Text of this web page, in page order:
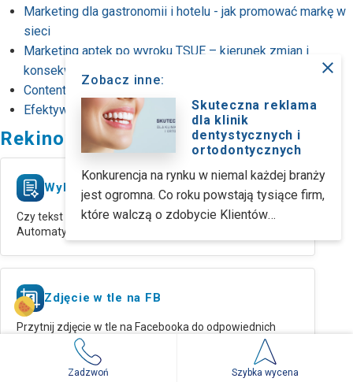
Marketing dla gastronomii i hotelu - jak promować markę w
sieci
Marketing aptek po wyroku TSUE – kierunek zmian i
konsekwencje dla praktyki
Content is King - rola content marketingu w reklamie
Efektywny marketing dla klinik korekcji wzroku
Rekinowe narzędzia
Wykrywanie tekstu AI
Czy tekst napisała AI?
Automatyczna ocena tekstu
Zdjęcie w tle na FB
Przytnij zdjęcie w tle na Facebooka do odpowiednich
Zobacz inne:
close
Skuteczna reklama
dla klinik
dentystycznych i
ortodontycznych
Konkurencja na rynku w niemal każdej branży
jest ogromna. Co roku powstają tysiące firm,
które walczą o zdobycie Klientów
sektor stomatologiczny rozwija się
zaskakująco szybko, stawiając coraz więcej
wyzwań przed właścicielami gabinetów.
zmieniające się trendy i preferencje
pacjentów, do których muszą się oni
dostosowywać. Wraz z nimi jednak
Zadzwoń Szybka wycena